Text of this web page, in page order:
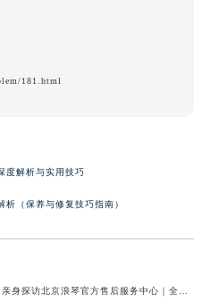
181.html
度解析与实用技巧
（保养与修复技巧指南）